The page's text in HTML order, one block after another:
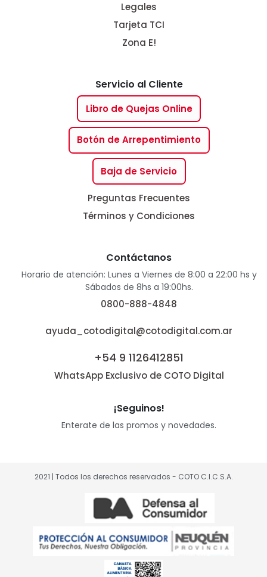
Legales
Tarjeta TCI
Zona E!
Servicio al Cliente
Libro de Quejas Online
Botón de Arrepentimiento
Baja de Servicio
Preguntas Frecuentes
Términos y Condiciones
Contáctanos
Horario de atención: Lunes a Viernes de 8:00 a 22:00 hs y
Sábados de 8hs a 19:00hs.
0800-888-4848
ayuda_cotodigital@cotodigital.com.ar
+54 9 1126412851
WhatsApp Exclusivo de COTO Digital
¡Seguinos!
Enterate de las promos y novedades.
2021 | Todos los derechos reservados - COTO C.I.C.S.A.